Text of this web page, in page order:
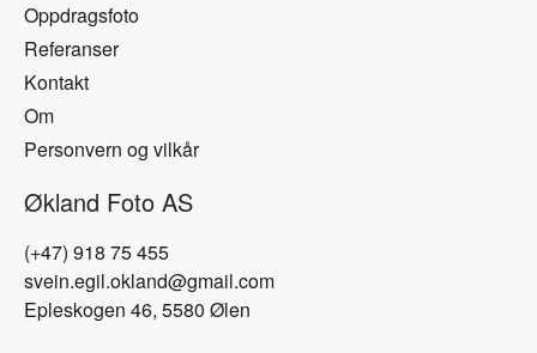
Oppdragsfoto
Referanser
Kontakt
Om
Personvern og vilkår
Økland Foto AS
(+47) 918 75 455
svein.egil.okland@gmail.com
Epleskogen 46, 5580 Ølen